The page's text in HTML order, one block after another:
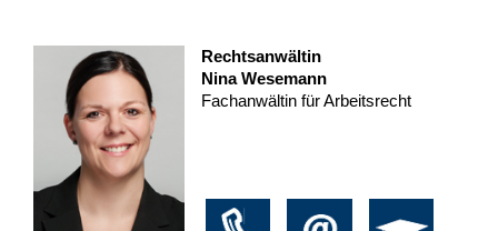
Rechtsanwältin
Nina Wesemann
Fachanwältin für Arbeitsrecht